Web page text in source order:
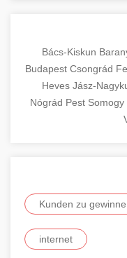
Bács-Kiskun
Budapest Csongrád
Heves Jász-
Nógrád Pest Somogy
Kunden zu
internet